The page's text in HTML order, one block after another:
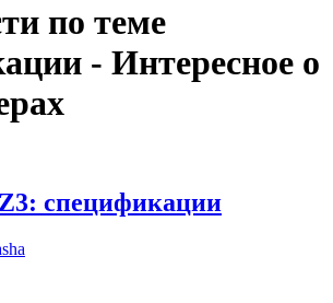
по теме
- Интересное о
спецификации